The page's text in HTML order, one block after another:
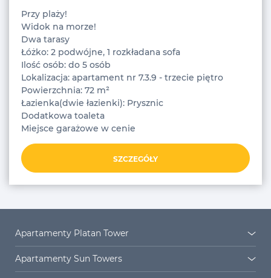
Przy plaży!
Widok na morze!
Dwa tarasy
Łóżko: 2 podwójne, 1 rozkładana sofa
Ilość osób: do 5 osób
Lokalizacja: apartament nr 7.3.9 - trzecie piętro
Powierzchnia: 72 m²
Łazienka(dwie łazienki): Prysznic
Dodatkowa toaleta
Miejsce garażowe w cenie
SZCZEGÓŁY
Apartamenty Platan Tower
Platan Tower
Apartamenty Sun Towers